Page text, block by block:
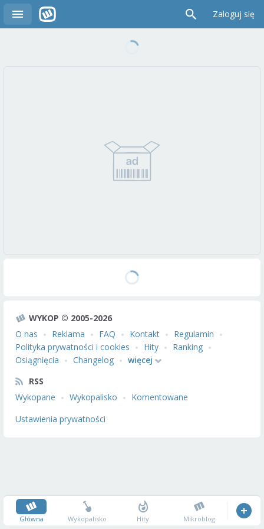
Zaloguj się
WYKOP © 2005-2026
O nas
Reklama FAQ Kontakt
Regulamin
Polityka prywatności i cookies
Hity
Ranking
Osiągnięcia
Changelog
więcej
RSS
Wykopane
Wykopalisko
Komentowane
Ustawienia prywatności
Główna Wykopalisko Hity Mikroblog